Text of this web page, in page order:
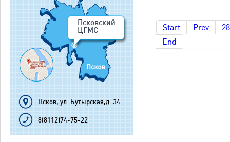
Псковский
ЦГМС
Псков, ул. Бутырская,д. 34
8(8112)74-75-22
Start Prev
End